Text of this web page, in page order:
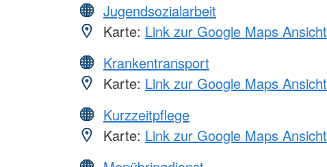
Jugendsozialarbeit
Karte: Link zur Google Maps Ansicht
Krankentransport
Karte: Link zur Google Maps Ansicht
Kurzzeitpflege
Karte: Link zur Google Maps Ansicht